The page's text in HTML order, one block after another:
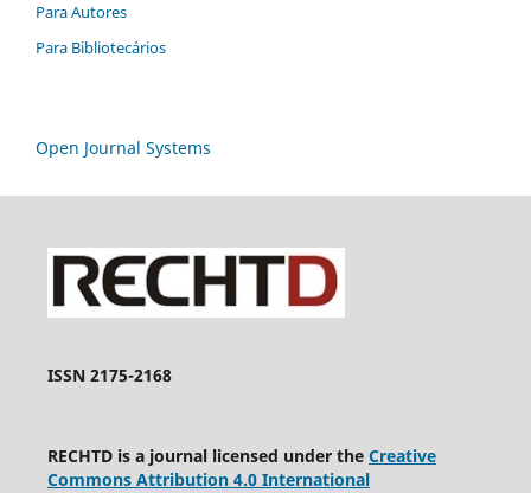
Para Autores
Para Bibliotecários
Open Journal Systems
ISSN 2175-2168
RECHTD is a journal licensed under the Creative
Commons Attribution 4.0 International